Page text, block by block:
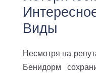
Виды
Несмотря на
Бенидорм